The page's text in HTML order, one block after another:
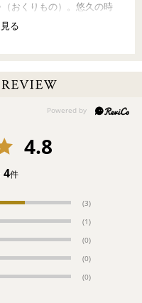
おくりもの）。悠久の時
らって——。海が育んだパ
4.8
4件
(3)
(1)
(0)
(0)
(0)